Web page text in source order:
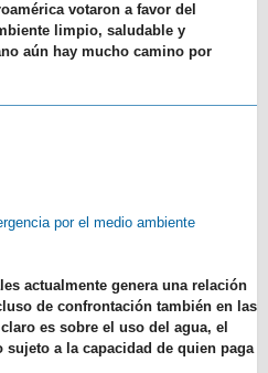
votaron a favor del
limpio, saludable y
aún hay mucho camino por
por el medio ambiente
actualmente genera una relación
de confrontación también en las
es sobre el uso del agua, el
sujeto a la capacidad de quien paga